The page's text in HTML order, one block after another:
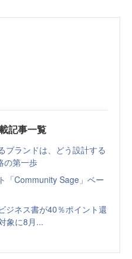
記事一覧
ブランドは、どう設計する
の第一歩
「Community Sage」ベー
ジネス書が40％ポイント還
象に8月...